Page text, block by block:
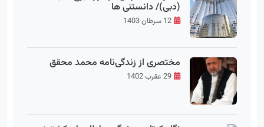
(دبی)/ دانستنی ها
12 سرطان 1403
مختصری از زندگی‌نامه محمد محقق
29 عقرب 1402